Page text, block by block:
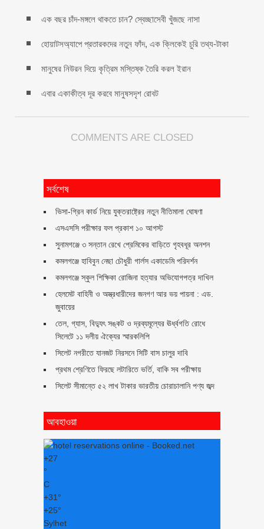
এক বছর চাঁদ-মঙ্গলে থাকতে চান? স্বেচ্ছাসেবী খুঁজছে নাসা
হোয়াটসঅ্যাপে প্রতারকদের নতুন ফাঁদ, এক ক্লিকেই চুরি তথ্য-টাকা
মানুষের নিউরন দিয়ে কৃত্রিম মস্তিষ্ক তৈরি করল ইরান
এবার একাকীত্ব দূর করবে মানুষসদৃশ রোবট
COMMENTS ARE CLOSED
সর্বশেষ
ভিসা-গ্রিন কার্ড নিয়ে যুক্তরাষ্ট্রের নতুন নীতিমালা ঘোষণা
এসএসসি পরীক্ষার ফল প্রকাশ ১০ আগস্ট
সুনামগঞ্জে ৩ সন্তান রেখে প্রেমিকের বাড়িতে গৃহবধূর অনশন
কমলগঞ্জে হাবিবুন নেছা চৌধুরী গার্লস একাডেমি পরিদর্শন
কমলগঞ্জে স্কুল শিক্ষিকা রোজিনা হত্যার অভিযোগপত্র দাখিল
হেলমেট বাহিনী ও অস্ত্রধারীদের জনগণ আর ভয় পায়না : এড.
জুবায়ের
তেল, গ্যাস, বিদ্যুৎ সঙ্কট ও দ্রব্যমূল্যের ঊর্ধ্বগতি রোধে
সিলেটে ১১ দলীয় ঐক্যের স্মারকলিপি
সিলেট নগরীতে যানজট নিরসনে সিটি বাস চালুর দাবি
প্রথম শ্রেণিতে ফিরছে লটারিতে ভর্তি, বাকি সব পরীক্ষায়
সিলেট সীমান্তে ৫২ লাখ টাকার ভারতীয় চোরাচালানি পণ্য জব্দ
আবহাওয়া
+27
°
C
+31°
+25°
Sylhet